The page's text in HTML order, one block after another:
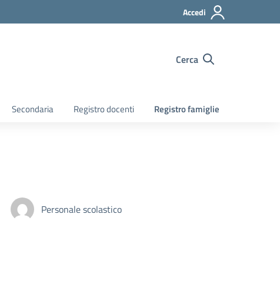
Accedi
Cerca
Secondaria Registro docenti Registro famiglie
Personale scolastico